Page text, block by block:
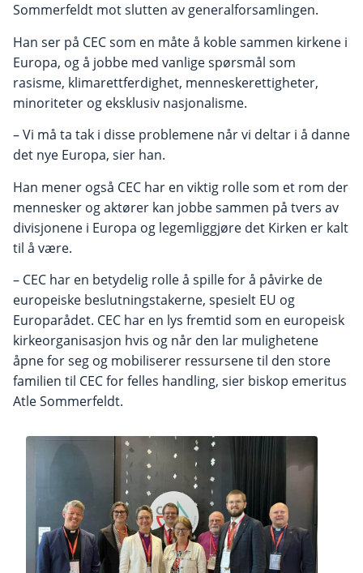
Sommerfeldt mot slutten av generalforsamlingen.
Han ser på CEC som en måte å koble sammen kirkene i
Europa, og å jobbe med vanlige spørsmål som
rasisme, klimarettferdighet, menneskerettigheter,
minoriteter og eksklusiv nasjonalisme.
– Vi må ta tak i disse problemene når vi deltar i å danne
det nye Europa, sier han.
Han mener også CEC har en viktig rolle som et rom der
mennesker og aktører kan jobbe sammen på tvers av
divisjonene i Europa og legemliggjøre det Kirken er kalt
til å være.
– CEC har en betydelig rolle å spille for å påvirke de
europeiske beslutningstakerne, spesielt EU og
Europarådet. CEC har en lys fremtid som en europeisk
kirkeorganisasjon hvis og når den lar mulighetene
åpne for seg og mobiliserer ressursene til den store
familien til CEC for felles handling, sier biskop emeritus
Atle Sommerfeldt.